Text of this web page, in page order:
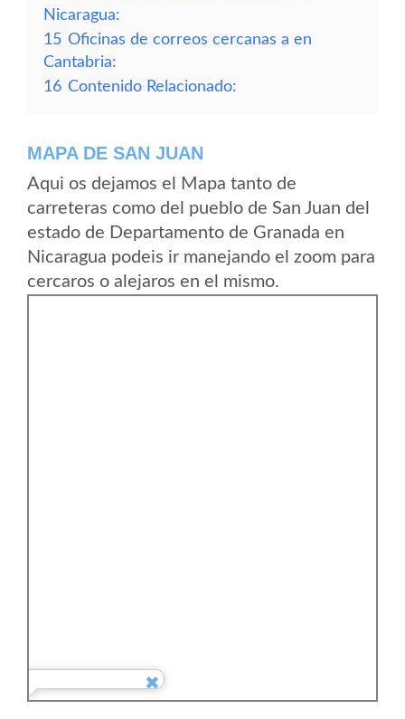
Nicaragua:
15 Oficinas de correos cercanas a en
Cantabria:
16 Contenido Relacionado:
MAPA DE SAN JUAN
Aqui os dejamos el Mapa tanto de
carreteras como del pueblo de San Juan del
estado de Departamento de Granada en
Nicaragua podeis ir manejando el zoom para
cercaros o alejaros en el mismo.